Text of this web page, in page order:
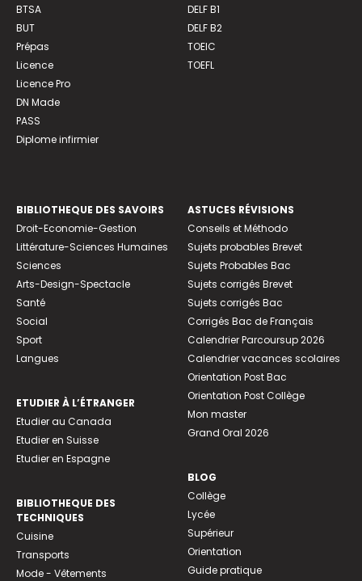
BTSA
BUT
Prépas
Licence
Licence Pro
DN Made
PASS
Diplome infirmier
DELF B1
DELF B2
TOEIC
TOEFL
BIBLIOTHEQUE DES SAVOIRS
Droit-Economie-Gestion
Littérature-Sciences Humaines
Sciences
Arts-Design-Spectacle
Santé
Social
Sport
Langues
ETUDIER À L’ÉTRANGER
Etudier au Canada
Etudier en Suisse
Etudier en Espagne
BIBLIOTHEQUE DES
TECHNIQUES
Cuisine
Transports
Mode - Vêtements
ASTUCES RÉVISIONS
Conseils et Méthodo
Sujets probables Brevet
Sujets Probables Bac
Sujets corrigés Brevet
Sujets corrigés Bac
Corrigés Bac de Français
Calendrier Parcoursup 2026
Calendrier vacances scolaires
Orientation Post Bac
Orientation Post Collège
Mon master
Grand Oral 2026
BLOG
Collège
Lycée
Supérieur
Orientation
Guide pratique